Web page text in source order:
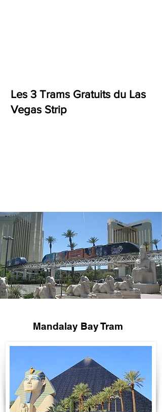
Les 3 Trams Gratuits du Las
Vegas Strip
Mandalay Bay Tram